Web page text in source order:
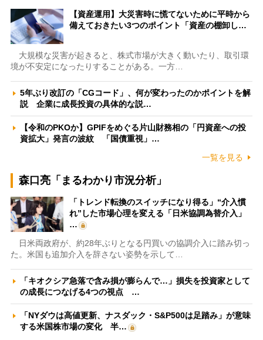
【資産運用】大災害時に慌てないために平時から
備えておきたい3つのポイント「資産の棚卸し…
大規模な災害が起きると、株式市場が大きく動いたり、取引環
境が不安定になったりすることがある。一方…
5年ぶり改訂の「CGコード」、何が変わったのかポイントを解
説 企業に成長投資の具体的な説…
【令和のPKOか】GPIFをめぐる片山財務相の「円資産への投
資拡大」発言の波紋 「国債重視」…
一覧を見る
森口亮「まるわかり市況分析」
「トレンド転換のスイッチになり得る」“介入慣
れ”した市場心理を変える「日米協調為替介入」
…
日米両政府が、約28年ぶりとなる円買いの協調介入に踏み切っ
た。米国も追加介入を辞さない姿勢を示して…
「キオクシア急落で含み損が膨らんで…」損失を投資家として
の成長につなげる4つの視点 …
「NYダウは高値更新、ナスダック・S&P500は足踏み」が意味
する米国株市場の変化 半…